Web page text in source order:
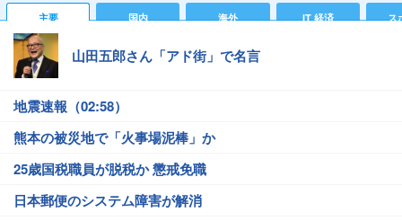
主要 国内 海外 IT 経済 ス
山田五郎さん「アド街」で名言
地震速報（02:58）
熊本の被災地で「火事場泥棒」か
25歳国税職員が脱税か 懲戒免職
日本郵便のシステム障害が解消